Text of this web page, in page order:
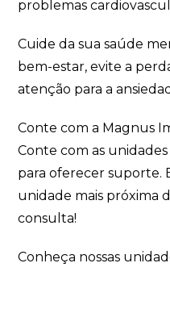
problemas
Cuide da sua saúde
bem-estar, evite a
atenção para a
Conte com a Magnus
Conte com as
para oferecer suporte.
unidade mais próxima
consulta!
Conheça nossas